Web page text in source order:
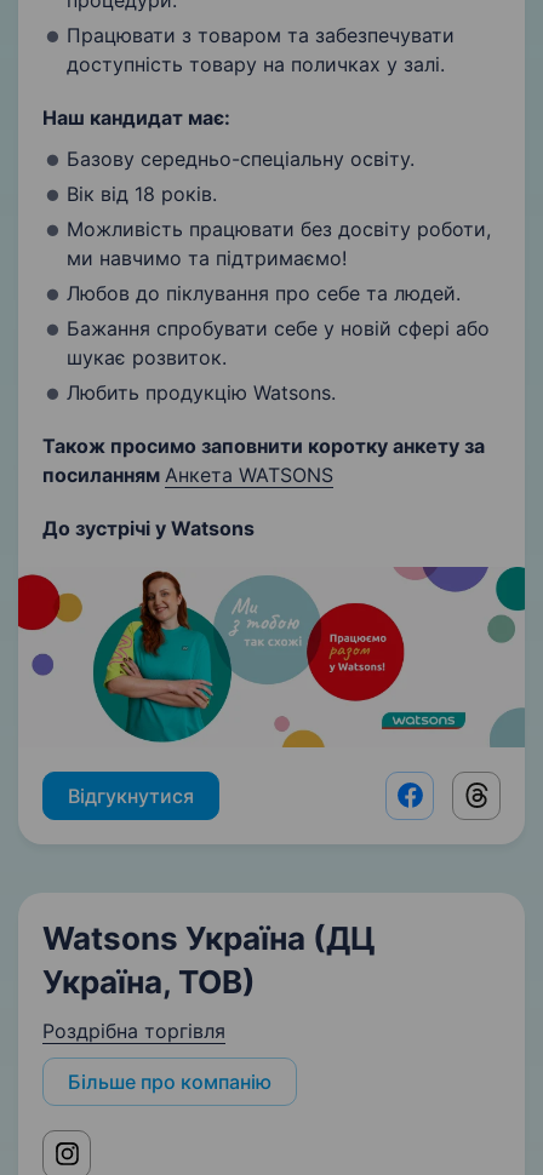
Працювати з товаром та забезпечувати
доступність товару на поличках у залі.
Наш кандидат має:
Базову середньо-спеціальну освіту.
Вік від 18 років.
Можливість працювати без досвіту роботи,
ми навчимо та підтримаємо!
Любов до піклування про себе та людей.
Бажання спробувати себе у новій сфері або
шукає розвиток.
Любить продукцію Watsons.
Також просимо заповнити коротку анкету за
посиланням Анкета WATSONS
До зустрічі у Watsons
Відгукнутися Facebook
Watsons Україна (ДЦ
Україна, ТОВ)
Роздрібна торгівля
Більше про компанію